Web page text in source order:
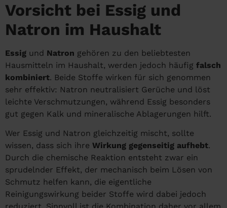
Vorsicht bei Essig und
Natron im Haushalt
Essig und Natron gehören zu den beliebtesten
Hausmitteln im Haushalt, werden jedoch häufig falsch
kombiniert. Beide Stoffe wirken für sich genommen
sehr effektiv: Natron neutralisiert Gerüche und löst
leichte Verschmutzungen, während Essig besonders
gut gegen Kalk und mineralische Ablagerungen hilft.
Wer Essig und Natron gleichzeitig mischt, sollte
wissen, dass sich ihre Wirkung gegenseitig aufhebt.
Durch die chemische Reaktion entsteht zwar ein
sprudelnder Effekt, der mechanisch beim Lösen von
Schmutz helfen kann, die eigentliche
Reinigungswirkung beider Stoffe wird dabei jedoch